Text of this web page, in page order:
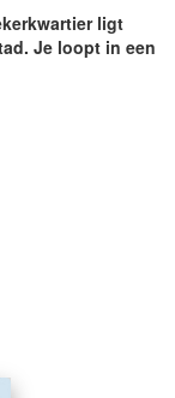
ligt
Je loopt in een